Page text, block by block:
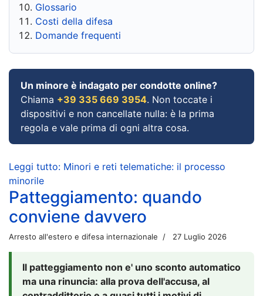
Glossario
Costi della difesa
Domande frequenti
Un minore è indagato per condotte online?
Chiama +39 335 669 3954. Non toccate i
dispositivi e non cancellate nulla: è la prima
regola e vale prima di ogni altra cosa.
Leggi tutto: Minori e reti telematiche: il processo
minorile
Patteggiamento: quando
conviene davvero
Arresto all'estero e difesa internazionale 27 Luglio 2026
Il patteggiamento non e' uno sconto automatico
ma una rinuncia: alla prova dell'accusa, al